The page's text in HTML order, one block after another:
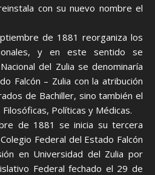
con su nuevo nombre el
de 1881 reorganiza los
y en este sentido se
del Zulia se denominaría
Falcón – Zulia con la atribución
de Bachiller, sino también el
Políticas y Médicas.
de 1881 se inicia su tercera
Federal del Estado Falcón
en Universidad del Zulia por
Federal fechado el 29 de